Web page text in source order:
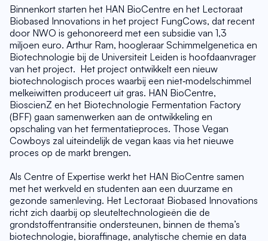
Binnenkort starten het HAN BioCentre en het Lectoraat
Biobased Innovations in het project FungCows, dat recent
door NWO is gehonoreerd met een subsidie van 1,3
miljoen euro. Arthur Ram, hoogleraar Schimmelgenetica en
Biotechnologie bij de Universiteit Leiden is hoofdaanvrager
van het project.  Het project ontwikkelt een nieuw
biotechnologisch proces waarbij een niet‑modelschimmel
melk­eiwitten produceert uit gras. HAN BioCentre,
BioscienZ en het Biotechnologie Fermentation Factory
(BFF) gaan samenwerken aan de ontwikkeling en
opschaling van het fermentatieproces. Those Vegan
Cowboys zal uiteindelijk de vegan kaas via het nieuwe
proces op de markt brengen.
Als Centre of Expertise werkt het HAN BioCentre samen
met het werkveld en studenten aan een duurzame en
gezonde samenleving. Het Lectoraat Biobased Innovations
richt zich daarbij op sleuteltechnologieën die de
grondstoffentransitie ondersteunen, binnen de thema’s
biotechnologie, bioraffinage, analytische chemie en data